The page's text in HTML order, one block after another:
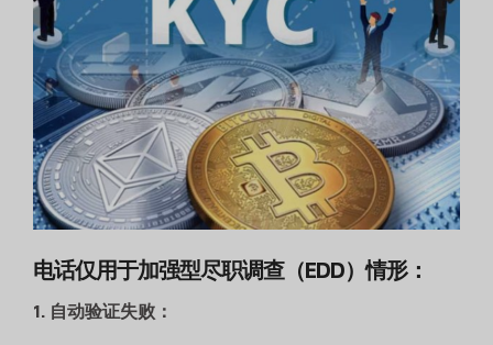
电话仅用于加强型尽职调查（EDD）情形：
1. 自动验证失败：